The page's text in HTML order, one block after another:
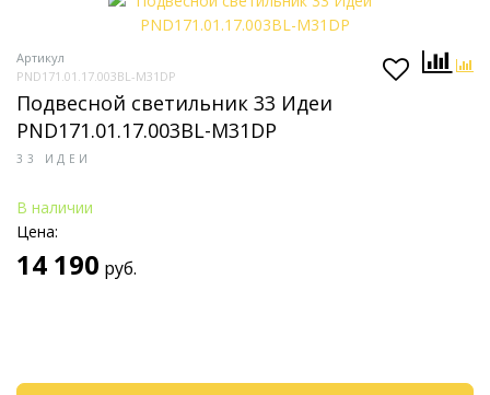
Артикул
PND171.01.17.003BL-M31DP
Подвесной светильник 33 Идеи
PND171.01.17.003BL-M31DP
33 ИДЕИ
В наличии
Цена:
14 190 руб.